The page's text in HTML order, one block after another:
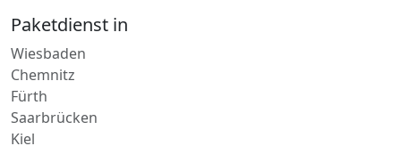
Paketdienst in
Wiesbaden
Chemnitz
Fürth
Saarbrücken
Kiel